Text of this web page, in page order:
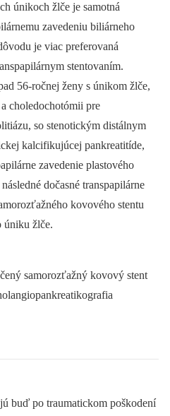
únikoch žlče je samotná
zavedeniu biliárneho
je viac preferovaná
stentovaním.
56-ročnej ženy s únikom žlče,
choledochotómii pre
so stenotickým distálnym
kalcifikujúcej pankreatitíde,
zavedenie plastového
dočasné transpapilárne
kovového stentu
úniku žlče.
samorozťažný kovový stent
buď po traumatickom poškodení